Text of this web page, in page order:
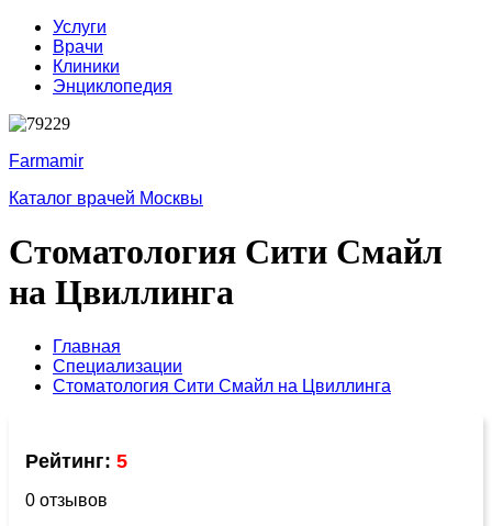
Услуги
Врачи
Клиники
Энциклопедия
Farmamir
Каталог врачей Москвы
Стоматология Сити Смайл
на Цвиллинга
Главная
Специализации
Стоматология Сити Смайл на Цвиллинга
Рейтинг: 5
0 отзывов